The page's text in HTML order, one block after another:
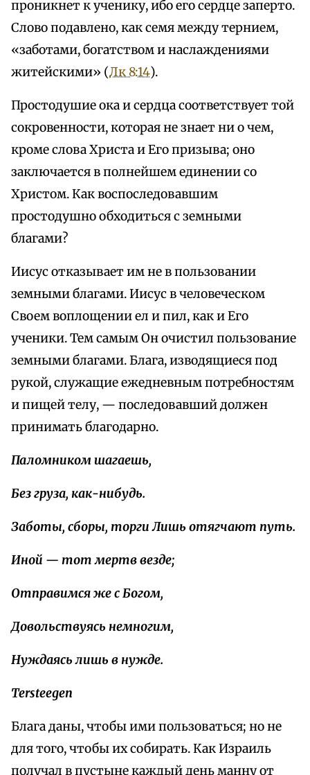
проникнет к ученику, ибо его сердце заперто.
Слово подавлено, как семя между тернием,
«заботами, богатством и наслаждениями
житейскими» (Лк 8:14).
Простодушие ока и сердца соответствует той
сокровенности, которая не знает ни о чем,
кроме слова Христа и Его призыва; оно
заключается в полнейшем единении со
Христом. Как воспоследовавшим
простодушно обходиться с земными
благами?
Иисус отказывает им не в пользовании
земными благами. Иисус в человеческом
Своем воплощении ел и пил, как и Его
ученики. Тем самым Он очистил пользование
земными благами. Блага, изводящиеся под
рукой, служащие ежедневным потребностям
и пищей телу, — последовавший должен
принимать благодарно.
Паломником шагаешь,
Без груза, как-нибудь.
Заботы, сборы, торги Лишь отягчают путь.
Иной — тот мертв везде;
Отправимся же с Богом,
Довольствуясь немногим,
Нуждаясь лишь в нужде.
Tersteegen
Блага даны, чтобы ими пользоваться; но не
для того, чтобы их собирать. Как Израиль
получал в пустыне каждый день манну от